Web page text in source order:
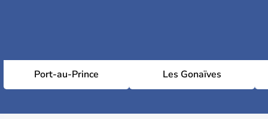
Port-au-Prince Les Gonaïves